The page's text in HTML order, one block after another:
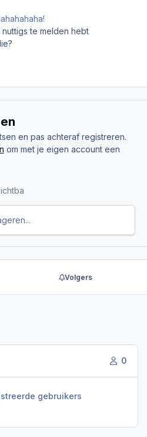
te melden hebt
en pas achteraf registreren.
om met je eigen account een
Volgers
0
gebruikers